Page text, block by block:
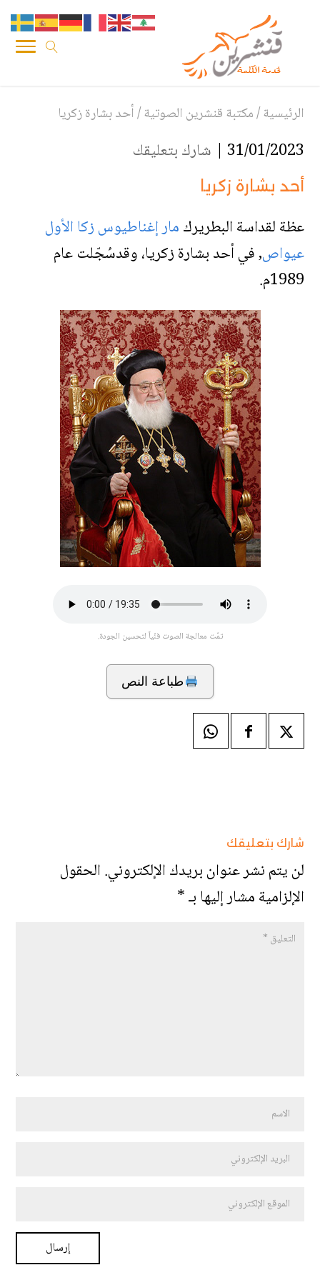
الرئيسية/مكتبة قنشرين الصوتية/أحد بشارة زكريا
31/01/2023 | شارك بتعليقك
أحد بشارة زكريا
عظة لقداسة البطريركمار إغناطيوس زكا الأول
عيواص, في أحد بشارة زكريا، وقدسُجّلت عام
1989م.
تمّت معالجة الصوت فنّياً لتحسين الجودة.
طباعة النص
شارك بتعليقك
لن يتم نشر عنوان بريدك الإلكتروني.الحقول
الإلزامية مشار إليها بـ*